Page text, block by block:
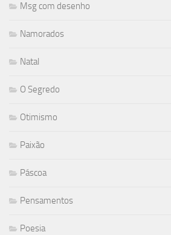
Msg com desenho
Namorados
Natal
O Segredo
Otimismo
Paixão
Páscoa
Pensamentos
Poesia